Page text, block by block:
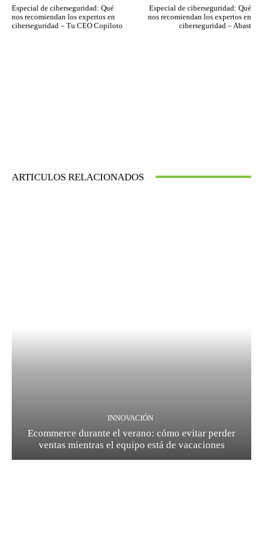
Especial de ciberseguridad: Qué
nos recomiendan los expertos en
ciberseguridad – Tu CEO Copiloto
Especial de ciberseguridad: Qué
nos recomiendan los expertos en
ciberseguridad – Abast
ARTICULOS RELACIONADOS
INNOVACIÓN
Ecommerce durante el verano: cómo evitar perder
ventas mientras el equipo está de vacaciones